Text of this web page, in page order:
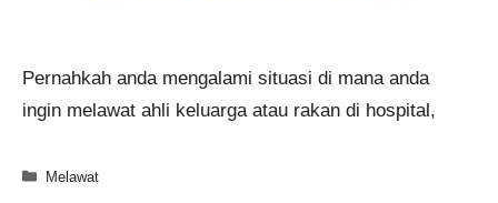
Pernahkah anda mengalami situasi di mana anda
ingin melawat ahli keluarga atau rakan di hospital,
Categories
Melawat